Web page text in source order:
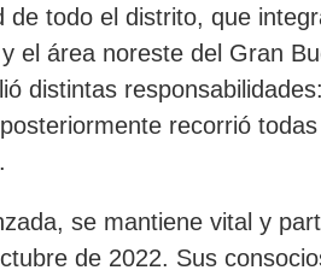
de todo el distrito, que
el área noreste del Gran
distintas
recorrió
se mantiene vital y
de 2022. Sus